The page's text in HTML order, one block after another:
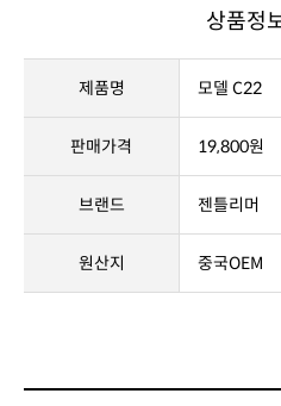
상품정
제품명 모델 C22
판매가격 19,800원
브랜드 젠틀리머
원산지 중국OEM